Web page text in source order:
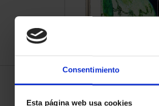
Consentimiento
Esta página web usa cookies
163,00 €